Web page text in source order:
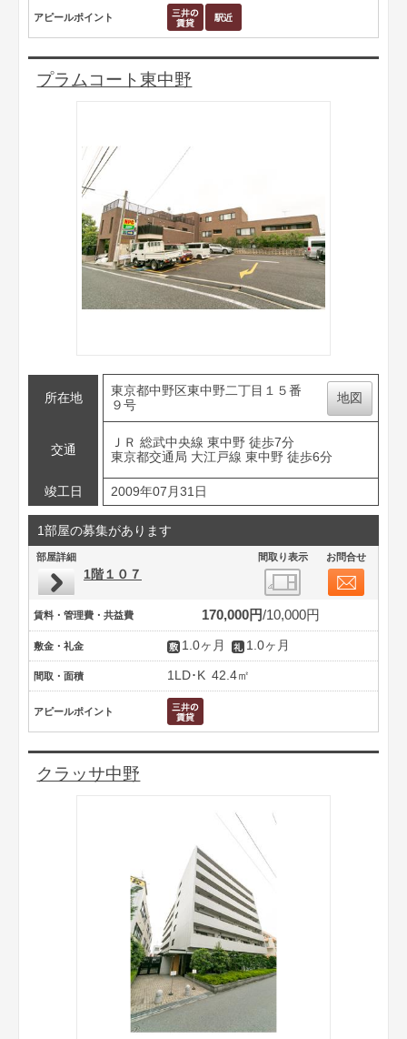
アピールポイント
プラムコート東中野
所在地
東京都中野区東中野二丁目１５番
９号
地図
交通
ＪＲ 総武中央線 東中野 徒歩7分
東京都交通局 大江戸線 東中野 徒歩6分
竣工日 2009年07月31日
1部屋の募集があります
部屋詳細 間取り表示 お問合せ
1階１０７
賃料・管理費・共益費 170,000円 10,000円
敷金・礼金 1.0ヶ月 1.0ヶ月
間取・面積 1LD･K 42.4㎡
アピールポイント
クラッサ中野